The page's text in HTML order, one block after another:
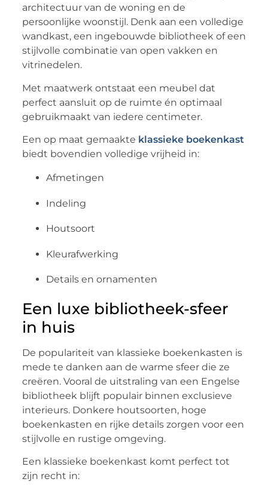
architectuur van de woning en de
persoonlijke woonstijl. Denk aan een volledige
wandkast, een ingebouwde bibliotheek of een
stijlvolle combinatie van open vakken en
vitrinedelen.
Met maatwerk ontstaat een meubel dat
perfect aansluit op de ruimte én optimaal
gebruikmaakt van iedere centimeter.
Een op maat gemaakte klassieke boekenkast
biedt bovendien volledige vrijheid in:
Afmetingen
Indeling
Houtsoort
Kleurafwerking
Details en ornamenten
Een luxe bibliotheek-sfeer
in huis
De populariteit van klassieke boekenkasten is
mede te danken aan de warme sfeer die ze
creëren. Vooral de uitstraling van een Engelse
bibliotheek blijft populair binnen exclusieve
interieurs. Donkere houtsoorten, hoge
boekenkasten en rijke details zorgen voor een
stijlvolle en rustige omgeving.
Een klassieke boekenkast komt perfect tot
zijn recht in: